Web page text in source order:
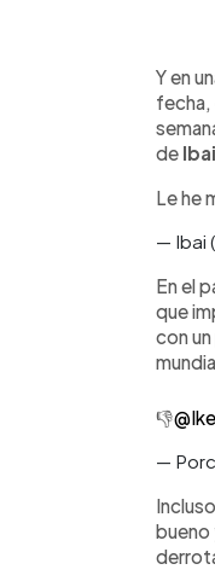
Y en
fecha,
de
Le he
— Ibai
En el
que
con
👎
—
bueno